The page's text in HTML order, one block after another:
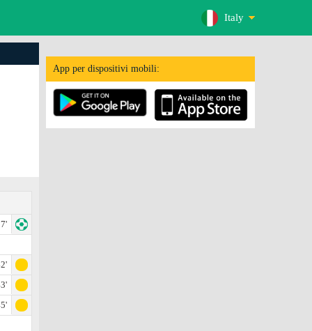
Italy
App per dispositivi mobili: